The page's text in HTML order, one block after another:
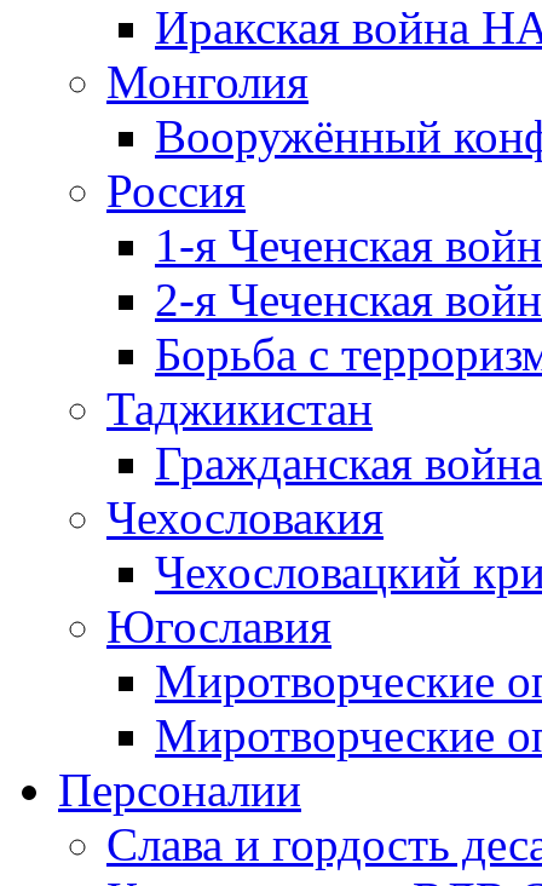
Иракская война
Монголия
Вооружённый
Россия
1-я Чеченская
2-я Чеченская
Борьба с
Таджикистан
Гражданская
Чехословакия
Чехословацкий
Югославия
Миротворческие
Миротворческие
Персоналии
Слава и гордость